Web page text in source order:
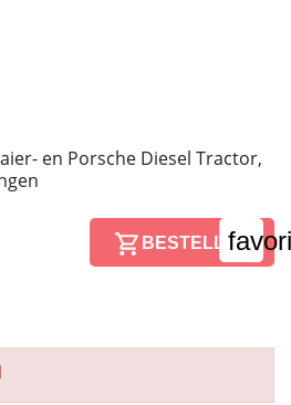
en Porsche Diesel Tractor,
BESTELLEN